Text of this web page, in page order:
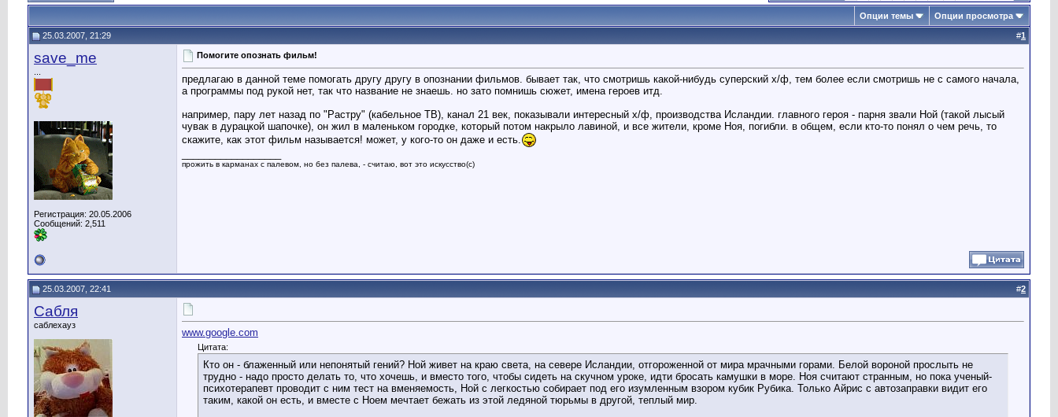
Опции темы Опции просмотра
25.03.2007, 21:29 #1
save_me
Регистрация: 20.05.2006
Сообщений: 2,511
Помогите опознать фильм!
предлагаю в данной теме помогать другу другу в опознании фильмов. бывает так, что смотришь какой-нибудь суперский х/ф, тем более если смотришь не с самого начала,
а программы под рукой нет, так что название не знаешь. но зато помнишь сюжет, имена героев итд.
например, пару лет назад по "Растру" (кабельное ТВ), канал 21 век, показывали интересный х/ф, производства Исландии. главного героя - парня звали Ной (такой лысый
чувак в дурацкой шапочке), он жил в маленьком городке, который потом накрыло лавиной, и все жители, кроме Ноя, погибли. в общем, если кто-то понял о чем речь, то
скажите, как этот фильм называется! может, у кого-то он даже и есть.
прожить в карманах с палевом, но без палева, - считаю, вот это искусство(с)
25.03.2007, 22:41 #2
Сабля
саблехауз
www.google.com
Цитата:
Кто он - блаженный или непонятый гений? Ной живет на краю света, на севере Исландии, отгороженной от мира мрачными горами. Белой вороной прослыть не
трудно - надо просто делать то, что хочешь, и вместо того, чтобы сидеть на скучном уроке, идти бросать камушки в море. Ноя считают странным, но пока ученый-
психотерапевт проводит с ним тест на вменяемость, Ной с легкостью собирает под его изумленным взором кубик Рубика. Только Айрис с автозаправки видит его
таким, какой он есть, и вместе с Ноем мечтает бежать из этой ледяной тюрьмы в другой, теплый мир.